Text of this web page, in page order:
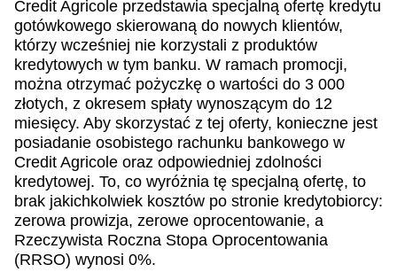
Credit Agricole przedstawia specjalną ofertę kredytu
gotówkowego skierowaną do nowych klientów,
którzy wcześniej nie korzystali z produktów
kredytowych w tym banku. W ramach promocji,
można otrzymać pożyczkę o wartości do 3 000
złotych, z okresem spłaty wynoszącym do 12
miesięcy. Aby skorzystać z tej oferty, konieczne jest
posiadanie osobistego rachunku bankowego w
Credit Agricole oraz odpowiedniej zdolności
kredytowej. To, co wyróżnia tę specjalną ofertę, to
brak jakichkolwiek kosztów po stronie kredytobiorcy:
zerowa prowizja, zerowe oprocentowanie, a
Rzeczywista Roczna Stopa Oprocentowania
(RRSO) wynosi 0%.